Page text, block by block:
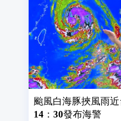
颱風白海豚挾風雨
14：30發布海警